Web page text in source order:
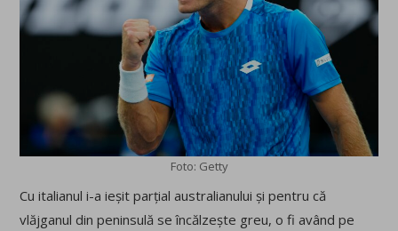
Foto: Getty
Cu italianul i-a ieșit parțial australianului și pentru că
vlăjganul din peninsulă se încălzește greu, o fi având pe